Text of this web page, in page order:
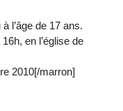
l’âge de 17 ans.
en l’église de
2010[/marron]